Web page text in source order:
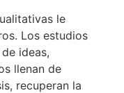
le
Los estudios
ideas,
llenan de
recuperan la